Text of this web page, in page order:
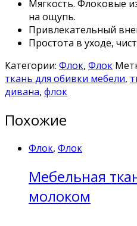
Мягкость. Флоковые
на ощупь.
Привлекательный
Простота в уходе,
Категории: Флок, Флок
ткань для обивки мебели,
дивана, флок
Похожие
Флок, Флок
Мебельная
молоком